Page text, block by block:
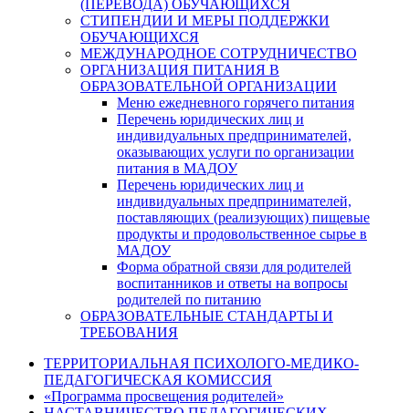
(ПЕРЕВОДА) ОБУЧАЮЩИХСЯ
СТИПЕНДИИ И МЕРЫ ПОДДЕРЖКИ
ОБУЧАЮЩИХСЯ
МЕЖДУНАРОДНОЕ СОТРУДНИЧЕСТВО
ОРГАНИЗАЦИЯ ПИТАНИЯ В
ОБРАЗОВАТЕЛЬНОЙ ОРГАНИЗАЦИИ
Меню ежедневного горячего питания
Перечень юридических лиц и
индивидуальных предпринимателей,
оказывающих услуги по организации
питания в МАДОУ
Перечень юридических лиц и
индивидуальных предпринимателей,
поставляющих (реализующих) пищевые
продукты и продовольственное сырье в
МАДОУ
Форма обратной связи для родителей
воспитанников и ответы на вопросы
родителей по питанию
ОБРАЗОВАТЕЛЬНЫЕ СТАНДАРТЫ И
ТРЕБОВАНИЯ
ТЕРРИТОРИАЛЬНАЯ ПСИХОЛОГО-МЕДИКО-
ПЕДАГОГИЧЕСКАЯ КОМИССИЯ
«Программа просвещения родителей»